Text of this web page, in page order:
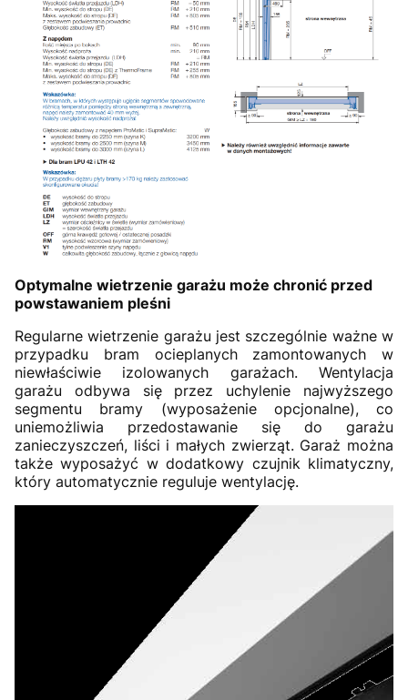
Optymalne wietrzenie garażu może chronić przed
powstawaniem pleśni
Regularne wietrzenie garażu jest szczególnie ważne w
przypadku bram ocieplanych zamontowanych w
niewłaściwie izolowanych garażach. Wentylacja
garażu odbywa się przez uchylenie najwyższego
segmentu bramy (wyposażenie opcjonalne), co
uniemożliwia przedostawanie się do garażu
zanieczyszczeń, liści i małych zwierząt. Garaż można
także wyposażyć w dodatkowy czujnik klimatyczny,
który automatycznie reguluje wentylację.